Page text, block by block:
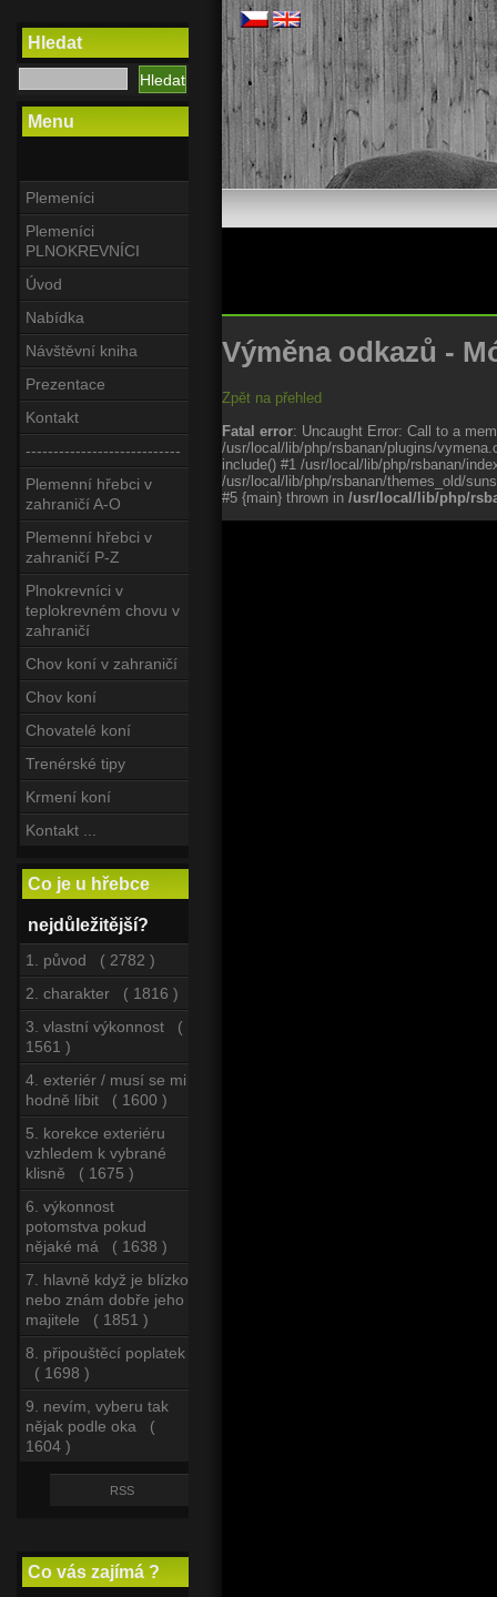
Hledat
Menu
Plemeníci
Plemeníci
PLNOKREVNÍCI
Úvod
Nabídka
Návštěvní kniha
Prezentace
Kontakt
----------------------------
Plemenní hřebci v
zahraničí A-O
Plemenní hřebci v
zahraničí P-Z
Plnokrevníci v
teplokrevném chovu v
zahraničí
Chov koní v zahraničí
Chov koní
Chovatelé koní
Trenérské tipy
Krmení koní
Kontakt ...
Co je u hřebce
nejdůležitější?
1. původ ( 2782 )
2. charakter ( 1816 )
3. vlastní výkonnost (
1561 )
4. exteriér / musí se mi
hodně líbit ( 1600 )
5. korekce exteriéru
vzhledem k vybrané
klisně ( 1675 )
6. výkonnost
potomstva pokud
nějaké má ( 1638 )
7. hlavně když je blízko
nebo znám dobře jeho
majitele ( 1851 )
8. připouštěcí poplatek
( 1698 )
9. nevím, vyberu tak
nějak podle oka (
1604 )
RSS
Co vás zajímá ?
Výměna odkazů -
Zpět na přehled
Fatal error: Uncaught Error: Call to a
/usr/local/lib/php/rsbanan/plugins/
include() #1 /usr/local/lib/php/rsbanan/
/usr/local/lib/php/rsbanan/themes_old/
#5 {main} thrown in /usr/local/lib/php/